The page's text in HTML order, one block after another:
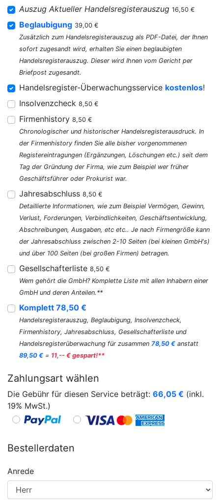
Auszug Aktueller Handelsregisterauszug 16,50 €
Beglaubigung 39,00 €
Zusätzlich zum Handelsregisterauszug als PDF-Datei, der Ihnen
sofort zugesandt wird, erhalten Sie einen beglaubigten
Handelsregisterauszug. Dieser wird Ihnen vom Gericht per
Briefpost zugesandt.
Handelsregister-Überwachungsservice kostenlos!
Insolvenzcheck 8,50 €
Firmenhistory 8,50 €
Chronologischer und historischer Handelsregisterausdruck. In
der Firmenhistory finden Sie alle bisher vorgenommenen
Registereintragungen (Ergänzungen, Löschungen etc.) seit dem
Tag der Gründung der Firma, wie zum Beispiel wer früher
Geschäftsführer oder Prokurist war.
Jahresabschluss 8,50 €
Detaillierte Informationen, wie zum Beispiel Vermögen, Gewinn,
Verlust, Forderungen, Verbindlichkeiten, Geschäftsentwicklung,
Abschreibungen, Ausgaben, etc etc.. Je nach Firmengröße kann
der Jahresabschluss zwischen 2-10 Seiten (bei kleinen GmbH's)
und über 100 Seiten (bei großen Firmen) betragen.
Gesellschafterliste 8,50 €
Wem gehört die GmbH? Komplette Liste mit allen Inhabern einer
GmbH und deren Anteilen.**
Komplett 78,50 €
Handelsregisterauszug, Beglaubigung, Insolvenzcheck,
Firmenhistory, Jahresabschluss, Gesellschafterliste und
Handelsregisterüberwachung für zusammen 78,50 € anstatt
89,50 € = 11,-- € gespart!**
Zahlungsart wählen
Die Gebühr für diesen Service beträgt: 66,05 € (inkl.
19% MwSt.)
Bestellerdaten
Anrede